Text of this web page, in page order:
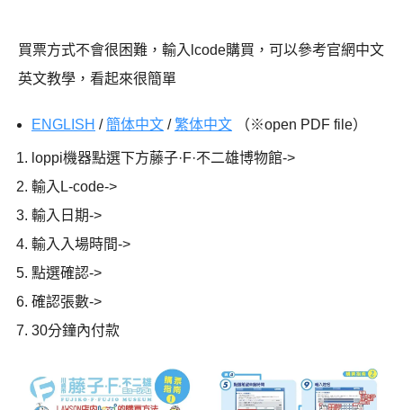
買票方式不會很困難，輸入lcode購買，可以參考官網中文
英文教學，看起來很簡單
ENGLISH /簡体中文 /繁体中文 （※open PDF file）
loppi機器點選下方藤子·F·不二雄博物館->
輸入L-code->
輸入日期->
輸入入場時間->
點選確認->
確認張數->
30分鐘內付款